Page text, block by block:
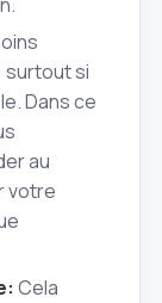
surtout si
Dans ce
au
votre
Cela